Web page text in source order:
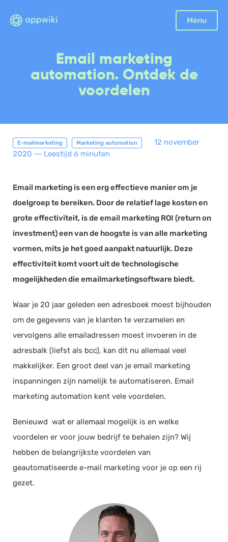
Menu
Sluiten
Facturatie
Aangifte
Declaraties
Offerte
Documentmanagement
Projectmanagement
Workflowmanagement
Werkbonnen
Rittenregistratie
Webshop
ERP
PSP
Verlof en verzuim
HRM
Salarisadministratie
Website
Marketing automation
Email marketing
automation. Ontdek de
voordelen
E-mailmarketing Marketing automation
12 november
2020 ― Leestijd 6 minuten
Email marketing is een erg effectieve manier om je
doelgroep te bereiken. Door de relatief lage kosten en
grote effectiviteit, is de email marketing ROI (return on
investment) een van de hoogste is van alle marketing
vormen, mits je het goed aanpakt natuurlijk. Deze
effectiviteit komt voort uit de technologische
mogelijkheden die emailmarketingsoftware biedt.
Waar je 20 jaar geleden een adresboek moest bijhouden
om de gegevens van je klanten te verzamelen en
vervolgens alle emailadressen moest invoeren in de
adresbalk (liefst als bcc), kan dit nu allemaal veel
makkelijker. Een groot deel van je email marketing
inspanningen zijn namelijk te automatiseren. Email
marketing automation kent vele voordelen.
Benieuwd wat er allemaal mogelijk is en welke
voordelen er voor jouw bedrijf te behalen zijn? Wij
hebben de belangrijkste voordelen van
geautomatiseerde e-mail marketing voor je op een rij
gezet.